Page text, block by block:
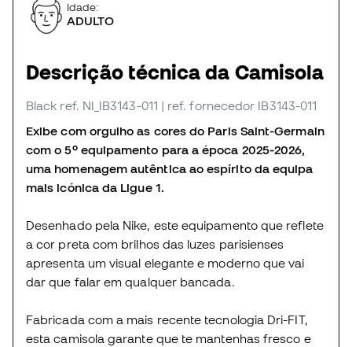
Idade:
ADULTO
Descrição técnica da Camisola
Black ref. NI_IB3143-011 | ref. fornecedor IB3143-011
Exibe com orgulho as cores do Paris Saint-Germain
com o 5º equipamento para a época 2025-2026,
uma homenagem autêntica ao espírito da equipa
mais icónica da Ligue 1.
Desenhado pela Nike, este equipamento que reflete
a cor preta com brilhos das luzes parisienses
apresenta um visual elegante e moderno que vai
dar que falar em qualquer bancada.
Fabricada com a mais recente tecnologia Dri-FIT,
esta camisola garante que te mantenhas fresco e